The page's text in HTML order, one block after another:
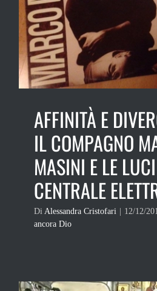
AFFINITÀ E
IL COMPAGNO
MASINI E LE
CENTRALE
Di Alessandra Cristofari | 12/12/
ancora Dio